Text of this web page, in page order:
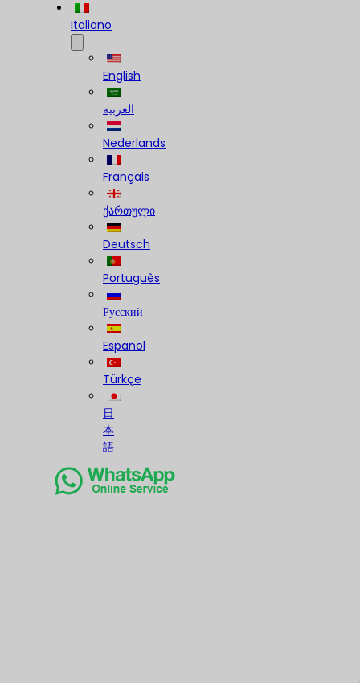
Italiano
English
العربية
Nederlands
Français
ქართული
Deutsch
Português
Русский
Español
Türkçe
日
本
語